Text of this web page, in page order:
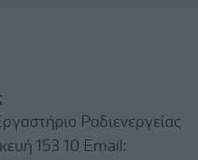
Ραδιενεργείας
153 10 Email: